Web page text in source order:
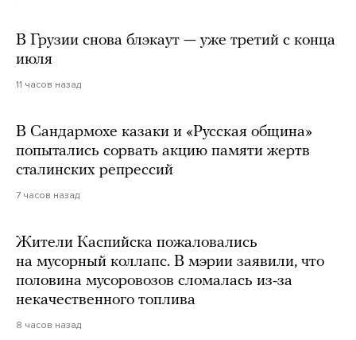
В Грузии снова блэкаут — уже третий с конца
июля
11 часов назад
В Сандармохе казаки и «Русская община»
попытались сорвать акцию памяти жертв
сталинских репрессий
7 часов назад
Жители Каспийска пожаловались
на мусорный коллапс. В мэрии заявили, что
половина мусоровозов сломалась из-за
некачественного топлива
8 часов назад